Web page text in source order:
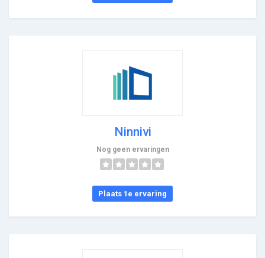
Ninnivi
Nog geen ervaringen
Plaats 1e ervaring